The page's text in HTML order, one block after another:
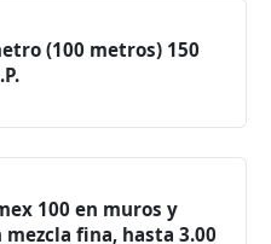
(100 metros) 150
100 en muros y
fina, hasta 3.00